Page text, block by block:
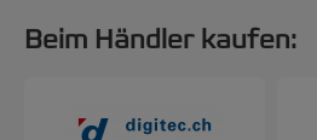
gleichzeitig binden. Sein
perfekten Ergänzung für
Beim Händler kaufen: